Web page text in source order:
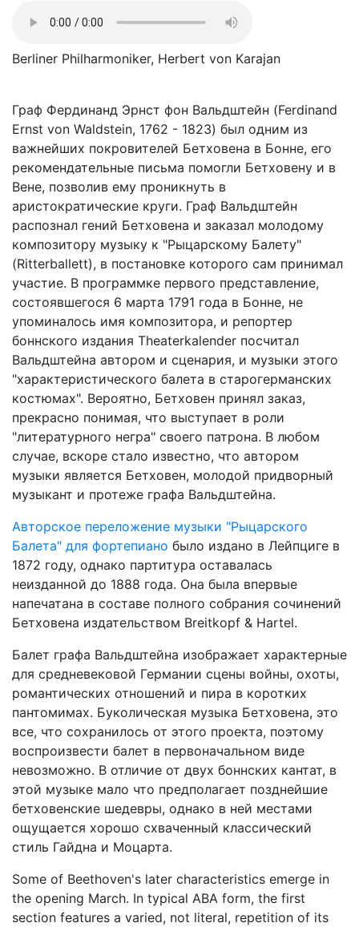
Berliner Philharmoniker, Herbert von Karajan
Граф Фердинанд Эрнст фон Вальдштейн (Ferdinand
Ernst von Waldstein, 1762 - 1823) был одним из
важнейших покровителей Бетховена в Бонне, его
рекомендательные письма помогли Бетховену и в
Вене, позволив ему проникнуть в
аристократические круги. Граф Вальдштейн
распознал гений Бетховена и заказал молодому
композитору музыку к "Рыцарскому Балету"
(Ritterballett), в постановке которого сам принимал
участие. В программке первого представление,
состоявшегося 6 марта 1791 года в Бонне, не
упоминалось имя композитора, и репортер
боннского издания Theaterkalender посчитал
Вальдштейна автором и сценария, и музыки этого
"характеристического балета в старогерманских
костюмах". Вероятно, Бетховен принял заказ,
прекрасно понимая, что выступает в роли
"литературного негра" своего патрона. В любом
случае, вскоре стало известно, что автором
музыки является Бетховен, молодой придворный
музыкант и протеже графа Вальдштейна.
Авторское переложение музыки "Рыцарского
Балета" для фортепиано было издано в Лейпциге в
1872 году, однако партитура оставалась
неизданной до 1888 года. Она была впервые
напечатана в составе полного собрания сочинений
Бетховена издательством Breitkopf & Hartel.
Балет графа Вальдштейна изображает характерные
для средневековой Германии сцены войны, охоты,
романтических отношений и пира в коротких
пантомимах. Буколическая музыка Бетховена, это
все, что сохранилось от этого проекта, поэтому
воспроизвести балет в первоначальном виде
невозможно. В отличие от двух боннских кантат, в
этой музыке мало что предполагает позднейшие
бетховенские шедевры, однако в ней местами
ощущается хорошо схваченный классический
стиль Гайдна и Моцарта.
Some of Beethoven's later characteristics emerge in
the opening March. In typical ABA form, the first
section features a varied, not literal, repetition of its